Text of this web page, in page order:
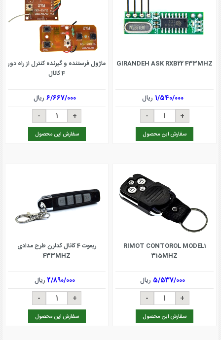
GIRANDEH ASK RXB22 433MHZ
1/540/000 ریال
سفارش این محصول
ماژول فرستنده و گیرنده کنترل از راه دور
4 کانال
6/667/000ریال
سفارش این محصول
RIMOT CONTOROL MODEL1
315MHZ
5/537/000 ریال
سفارش این محصول
ریموت 4 کانال کدلرن طرح مدادی
433MHZ
2/890/000ریال
سفارش این محصول